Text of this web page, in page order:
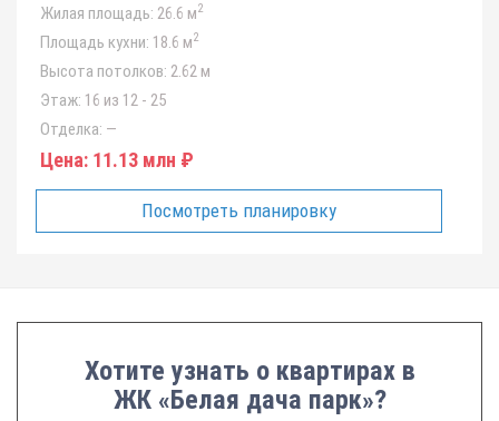
Жилая площадь: 26.6 м2
Площадь кухни: 18.6 м2
Высота потолков: 2.62 м
Этаж: 16 из 12 - 25
Отделка: —
Цена: 11.13 млн ₽
Посмотреть планировку
Хотите узнать о квартирах в
ЖК «Белая дача парк»?